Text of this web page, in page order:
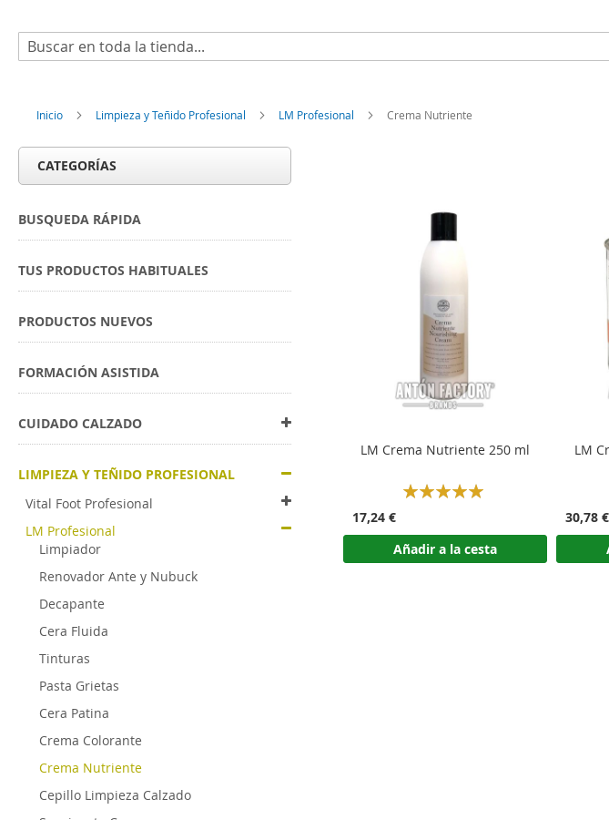
Buscar
Inicio Limpieza y Teñido Profesional LM Profesional Crema Nutriente
LM Crema Nutriente 250 ml
Rating:
17,24 €
Añadir a la cesta
LM
30,78 €
CATEGORÍAS
BUSQUEDA RÁPIDA
TUS PRODUCTOS HABITUALES
PRODUCTOS NUEVOS
FORMACIÓN ASISTIDA
CUIDADO CALZADO
LIMPIEZA Y TEÑIDO PROFESIONAL
Vital Foot Profesional
LM Profesional
Limpiador
Renovador Ante y Nubuck
Decapante
Cera Fluida
Tinturas
Pasta Grietas
Cera Patina
Crema Colorante
Crema Nutriente
Cepillo Limpieza Calzado